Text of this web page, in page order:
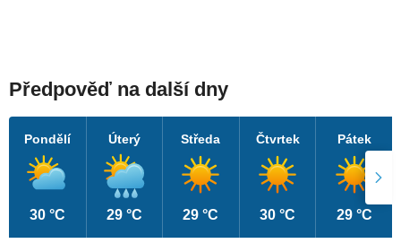
Předpověď na další dny
Pondělí
30 °C
Úterý
29 °C
Středa
29 °C
Čtvrtek
30 °C
Pátek
29 °C